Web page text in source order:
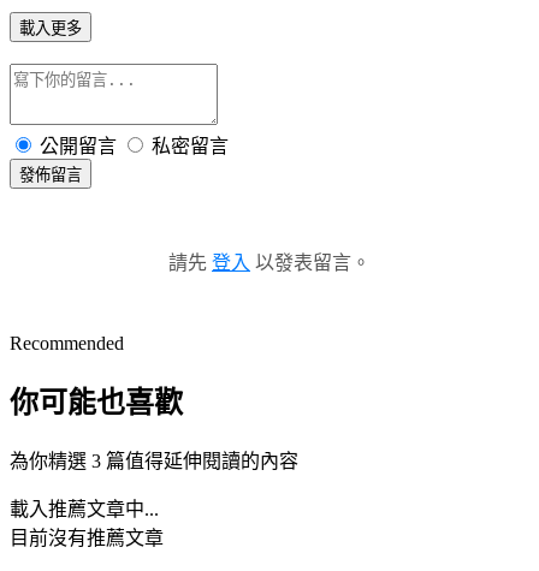
載入更多
公開留言 私密留言
發佈留言
請先 登入 以發表留言。
Recommended
你可能也喜歡
為你精選 3 篇值得延伸閱讀的內容
載入推薦文章中...
目前沒有推薦文章